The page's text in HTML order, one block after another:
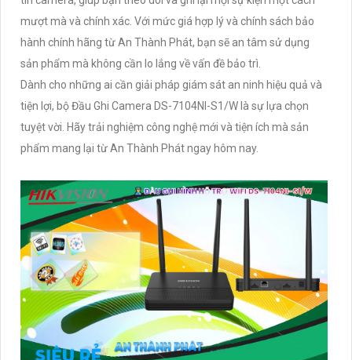
mượt mà và chính xác. Với mức giá hợp lý và chính sách bảo
hành chính hãng từ An Thành Phát, bạn sẽ an tâm sử dụng
sản phẩm mà không cần lo lắng về vấn đề bảo trì.
Dành cho những ai cần giải pháp giám sát an ninh hiệu quả và
tiện lợi, bộ Đầu Ghi Camera DS-7104NI-S1/W là sự lựa chọn
tuyệt vời. Hãy trải nghiệm công nghệ mới và tiện ích mà sản
phẩm mang lại từ An Thành Phát ngay hôm nay.